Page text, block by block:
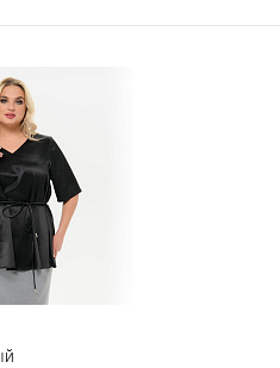
корзину